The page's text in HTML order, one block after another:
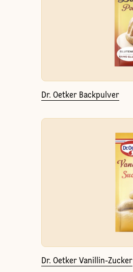
Dr. Oetker Backpulver
Dr. Oetker Vanillin-Zucker